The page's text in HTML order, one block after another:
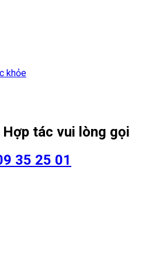
khỏe
Hợp tác vui lòng gọi
35 25 01